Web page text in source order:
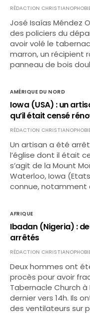
RÉDACTION
José Isaías Méndez
des policiers du
avoir volé le
marron, un récipient
panneau de bois
AMÉRIQUE DU NORD
Iowa (USA) : un
qu’il était censé
RÉDACTION
Un artisan a été
l’église dont il était
s’agit de la Mount
Waterloo, Iowa
connue, notamment
AFRIQUE
Ibadan (Nigeria) :
arrêtés
RÉDACTION
Deux hommes ont
procès pour avoir
Tabernacle Church à
dernier vers 14h. Ils
des ventilateurs sur